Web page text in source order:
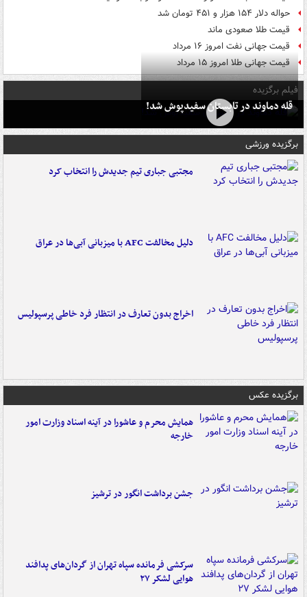
حواله دلار ۱۵۴ هزار و ۴۵۱ تومان شد
قیمت طلا صعودی ماند
قیمت جهانی نفت امروز ۱۶ مرداد
قیمت جهانی طلا امروز ۱۵ مرداد
فیلم برگزیده
قله دماوند در تابستان سفیدپوش شد!
برگزیده ورزشی
مجتبی جباری تیم جدیدش را انتخاب کرد
دلیل مخالفت AFC با میزبانی آبی‌ها در عراق
اخراج بدون تعارف در انتظار فرد خاطی پرسپولیس
برگزیده عکس
همایش محرم و عاشورا در آینه اسناد وزارت امور
خارجه
جشن برداشت انگور در ترشیز
سرکشی فرمانده سپاه تهران از گردان‌های پدافند
هوایی لشکر ۲۷